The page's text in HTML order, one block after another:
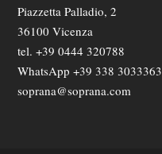
Piazzetta Palladio, 2
36100 Vicenza
tel. +39 0444 320788
WhatsApp +39 338 3033363
soprana@soprana.com